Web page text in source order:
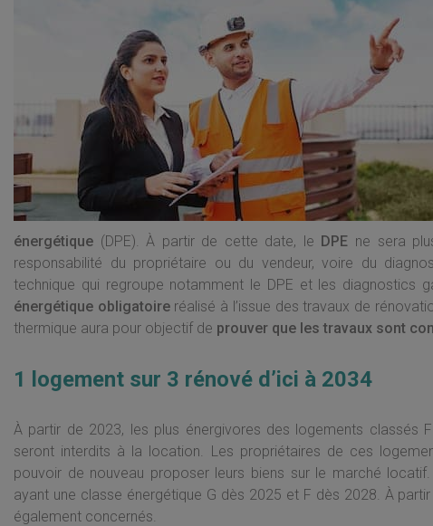
énergétique (DPE). À partir de cette date, le DPE ne sera
responsabilité du propriétaire ou du vendeur, voire du
technique qui regroupe notamment le DPE et les diagnostics
énergétique obligatoireréalisé à l’issue des travaux de
thermique aura pour objectif de prouver que les travaux sont
1 logement sur 3 rénové d’ici à 2034
À partir de 2023, les plus énergivores des logements classés
seront interdits à la location. Les propriétaires de ces
pouvoir de nouveau proposer leurs biens sur le marché
ayant une classe énergétique G dès 2025 et F dès 2028. À
également concernés.